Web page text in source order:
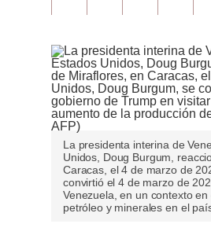
La presidenta interina de
Unidos, Doug Burgum,
Caracas, el 4 de marzo de
convirtió el 4 de marzo de
Venezuela, en un contexto
petróleo y minerales en el